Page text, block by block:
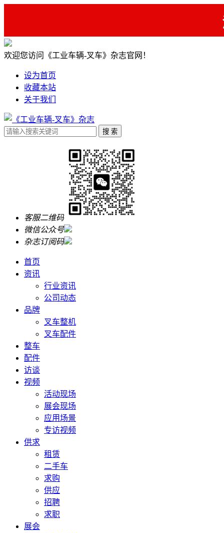
欢迎您访问《工业车辆-叉车》杂志官网！
设为首页
收藏本站
关于我们
客服二维码
微信公众号
杂志订阅码
首页
资讯
行业资讯
公司动态
品牌
叉车整机
叉车配件
整车
配件
访谈
视频
活动现场
展会现场
应用场景
专访视频
供求
租赁
二手车
求购
供应
招聘
求职
展会